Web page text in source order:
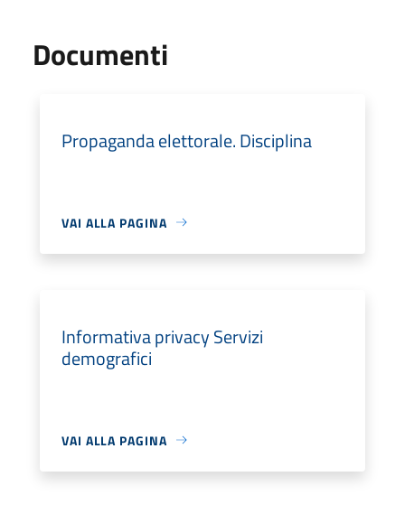
Documenti
Propaganda elettorale. Disciplina
VAI ALLA PAGINA
Informativa privacy Servizi
demografici
VAI ALLA PAGINA